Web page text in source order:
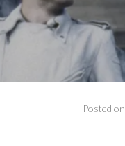
Posted on